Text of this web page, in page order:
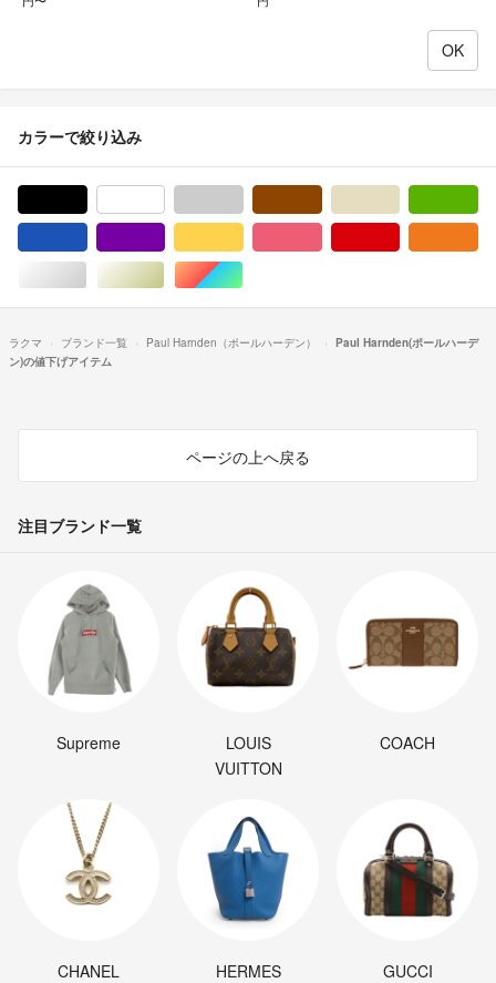
カラーで絞り込み
シルバー/銀色系ゴールド/金色系マルチカラー
ラクマ ブランド一覧 Paul Harnden（ポールハーデン）
Paul Harnden(ポールハーデ
ン)の値下げアイテム
ページの上へ戻る
注目ブランド一覧
Supreme
LOUIS
VUITTON
COACH
CHANEL HERMES GUCCI